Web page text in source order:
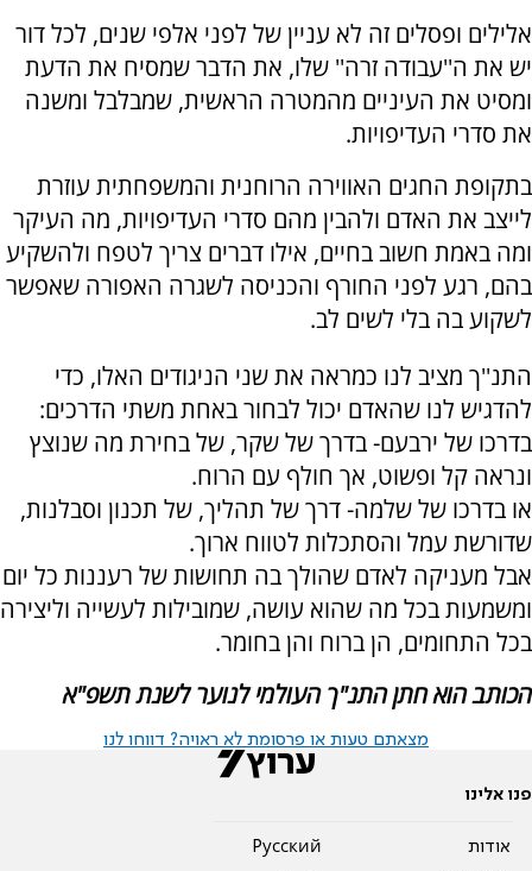
אלילים ופסלים זה לא עניין של לפני אלפי שנים, לכל דור
יש את ה''עבודה זרה'' שלו, את הדבר שמסיח את הדעת
ומסיט את העיניים מהמטרה הראשית, שמבלבל ומשנה
את סדרי העדיפויות.
בתקופת החגים האווירה הרוחנית והמשפחתית עוזרת
לייצב את האדם ולהבין מהם סדרי העדיפויות, מה העיקר
ומה באמת חשוב בחיים, אילו דברים צריך לטפח ולהשקיע
בהם, רגע לפני החורף והכניסה לשגרה האפורה שאפשר
לשקוע בה בלי לשים לב.
התנ''ך מציב לנו כמראה את שני הניגודים האלו, כדי
להדגיש לנו שהאדם יכול לבחור באחת משתי הדרכים:
בדרכו של ירבעם- בדרך של שקר, של בחירת מה שנוצץ
ונראה קל ופשוט, אך חולף עם הרוח.
או בדרכו של שלמה- דרך של תהליך, של תכנון וסבלנות,
שדורשת עמל והסתכלות לטווח ארוך.
אבל מעניקה לאדם שהולך בה תחושות של רעננות כל יום
ומשמעות בכל מה שהוא עושה, שמובילות לעשייה וליצירה
בכל התחומים, הן ברוח והן בחומר.
הכותב הוא חתן התנ"ך העולמי לנוער לשנת תשפ"א
מצאתם טעות או פרסומת לא ראויה? דווחו לנו
פנו אלינו
אודות
Pусский